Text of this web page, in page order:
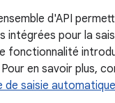
d'API
intégrées pour la
fonctionnalité
en savoir plus,
de saisie automatique